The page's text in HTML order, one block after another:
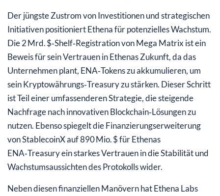
Der jüngste Zustrom von Investitionen und strategischen
Initiativen positioniert Ethena für potenzielles Wachstum.
Die 2 Mrd. $‑Shelf‑Registration von Mega Matrix ist ein
Beweis für sein Vertrauen in Ethenas Zukunft, da das
Unternehmen plant, ENA‑Tokens zu akkumulieren, um
sein Kryptowährungs‑Treasury zu stärken. Dieser Schritt
ist Teil einer umfassenderen Strategie, die steigende
Nachfrage nach innovativen Blockchain‑Lösungen zu
nutzen. Ebenso spiegelt die Finanzierungserweiterung
von StablecoinX auf 890 Mio. $ für Ethenas
ENA‑Treasury ein starkes Vertrauen in die Stabilität und
Wachstumsaussichten des Protokolls wider.
Neben diesen finanziellen Manövern hat Ethena Labs